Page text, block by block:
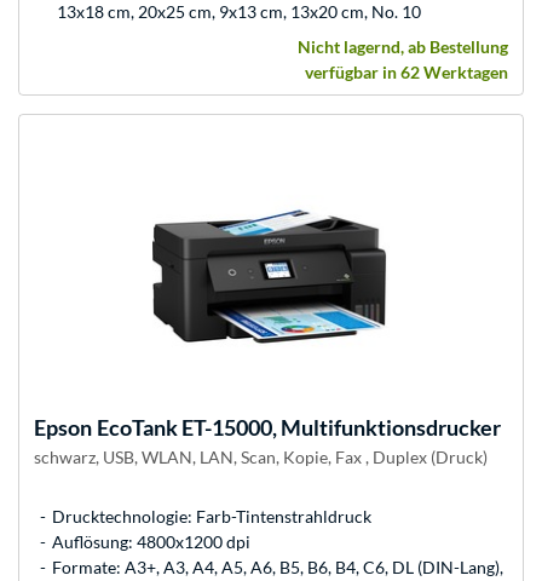
13x18 cm, 20x25 cm, 9x13 cm, 13x20 cm, No. 10
Nicht lagernd, ab Bestellung
verfügbar in 62 Werktagen
Epson EcoTank ET-15000, Multifunktionsdrucker
schwarz, USB, WLAN, LAN, Scan, Kopie, Fax , Duplex (Druck)
Drucktechnologie: Farb-Tintenstrahldruck
Auflösung: 4800x1200 dpi
Formate: A3+, A3, A4, A5, A6, B5, B6, B4, C6, DL (DIN-Lang),